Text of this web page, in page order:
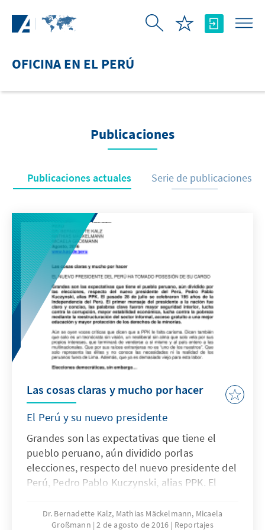
OFICINA EN EL PERÚ
Publicaciones
Publicaciones actuales Serie de publicaciones
Las cosas claras y mucho por hacer
El Perú y su nuevo presidente
Grandes son las expectativas que tiene el
pueblo peruano, aún dividido porlas
elecciones, respecto del nuevo presidente del
Perú, Pedro Pablo Kuczynski, alias PPK. El
la Independencia del Perú. El primer mensaje
del presidente a la nación fue claro y conciso,
Dr. Bernadette Kalz, Mathias Mäckelmann, Micaela
Großmann 2 de agosto de 2016
Reportajes